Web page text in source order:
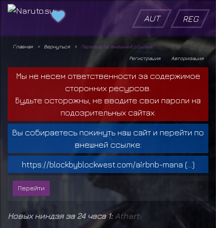
AUT REG
Главная Вернуться
Переход по внешней ссылке
Авторизация
Регистрация
Мы не несем ответственности за содержимое
сторонних ресурсов.
Будьте осторожны, не вводите свои пароли на
подозрительных сайтах.
Вы собираетесь покинуть наш сайт и перейти по
внешней ссылке:
https://blockbyblockwest.com/airbnb-mana (...)
Новых ниндзя за 24 часа 1: Athart